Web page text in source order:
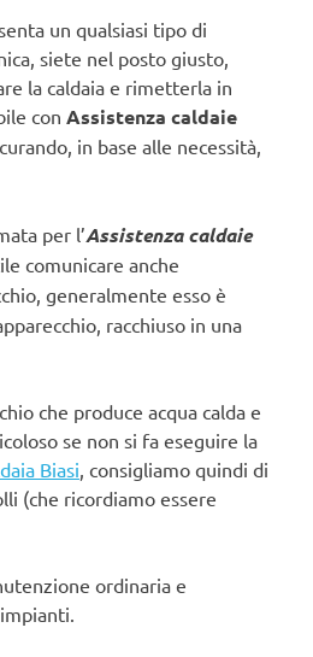
un qualsiasi tipo di
siete nel posto giusto,
la caldaia e rimetterla in
con Assistenza caldaie
in base alle necessità,
per l’Assistenza caldaie
comunicare anche
generalmente esso è
racchiuso in una
che produce acqua calda e
se non si fa eseguire la
Biasi , consigliamo quindi di
(che ricordiamo essere
ordinaria e